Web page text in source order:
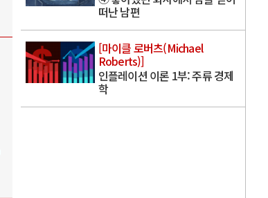
떠난 남편
[마이클 로버츠(Michael
Roberts)]
인플레이션 이론 1부: 주류 경제
학